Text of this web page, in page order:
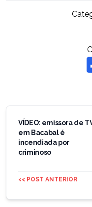
Navegação
Post
VÍDEO: emissora de
em Bacabal é
incendiada por
criminoso
<< POST ANTERIOR